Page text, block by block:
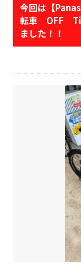
今回は【
転車 OFF
ました！！